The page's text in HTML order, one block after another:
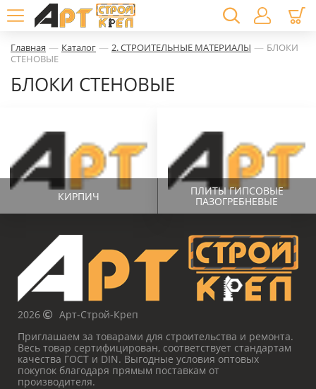
Главная — Каталог — 2. СТРОИТЕЛЬНЫЕ МАТЕРИАЛЫ — БЛОКИ
СТЕНОВЫЕ
БЛОКИ СТЕНОВЫЕ
КИРПИЧ ПЛИТЫ ГИПСОВЫЕ
ПАЗОГРЕБНЕВЫЕ
2026
Арт-Строй-Креп
Приглашаем за товарами для строительства и ремонта.
Весь товар сертифицирован, соответствует стандартам
качества ГОСТ и DIN. Выгодные условия оптовых
покупок благодаря прямым поставкам от
производителя.